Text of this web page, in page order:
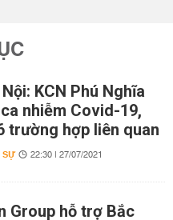
KCN Phú Nghĩa
nhiễm Covid-19,
trường hợp liên quan
22:30 | 27/07/2021
Group hỗ trợ Bắc